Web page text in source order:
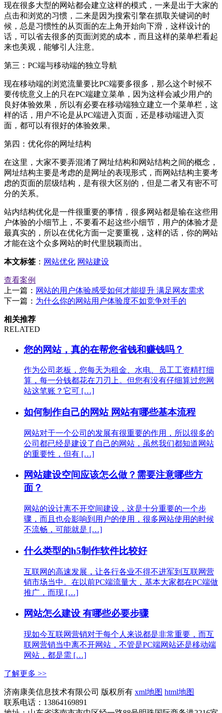
现在很多大型的网站都会建立这样的模式，一来是出于大家的
点击和浏览的习惯，二来是因为搜索引擎在抓取关键词的时
候，总是习惯性的从页面的左上角开始向下滑，这样设计的
话，可以省去很多的页面浏览的成本，而且这样的菜单栏看起
来也美观，能够引人注意。
第三：PC端与移动端的独立导航
现在移动端的浏览流量要比PC端要多很多，那么这个时候不
要传统意义上的只在PC端建立菜单，因为这样会减少用户的
良好体验效果，所以有必要在移动端独立建立一个菜单栏，这
样的话，用户不论是从PC端进入页面，还是移动端进入页
面，都可以有很好的体验效果。
第四：优化你的网址结构
在这里，大家不要弄混淆了网址结构和网站结构之间的概念，
网址结构主要是考虑的是网址的表现形式，而网站结构主要考
虑的页面的层级结构，是有很大区别的，但是二者又有密不可
分的关系。
站内结构优化是一件很重要的事情，很多网站都是输在这些用
户体验的小细节上，不要看不起这些小细节，用户的体验才是
最真实的，所以在优化方面一定要重视，这样的话，你的网站
才能在这个众多网站的时代里脱颖而出。
本文标签 ： 网站优化 网站建设
查看案例
上一篇： 网站的用户体验感受如何才能提升 满足网友需求
下一篇： 为什么你的网站用户体验度不如竞争对手的
相关推荐
RELATED
您的网站，真的在帮您省钱和赚钱吗？
作为公司老板，您每天为租金、水电、员工工资精打细
算，每一分钱都花在刀刃上。但您有没有仔细算过您网
站这笔账？它可 […]
如何制作自己的网站 网站有哪些基本流程
网站对于一个公司的发展有很重要的作用，所以很多的
公司都已经是建设了自己的网站，虽然我们都知道网站
的重要性，但有 […]
网站建设空间应该怎么做？需要注意哪些方
面？
网站的设计离不开空间建设，这是十分重要的一个步
骤，而且也会影响到用户的使用，很多网站使用的时候
不流畅，可能就是 […]
什么类型的h5制作软件比较好
互联网的高速发展，让各行各业不得不进军到互联网营
销市场当中。在以前PC端流量大，基本大家都在PC端做
推广，而现 […]
网站怎么建设 有哪些必要步骤
现如今互联网营销对于每个人来说都是非常重要，而互
联网营销当中离不开网站，不管是PC端网站还是移动端
网站，都是需 […]
了解更多 >>
济南康美信息技术有限公司 版权所有 xml地图 html地图
联系电话：13864169891